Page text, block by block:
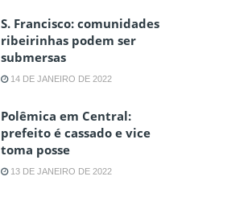
S. Francisco: comunidades
ribeirinhas podem ser
submersas
14 DE JANEIRO DE 2022
Polêmica em Central:
prefeito é cassado e vice
toma posse
13 DE JANEIRO DE 2022